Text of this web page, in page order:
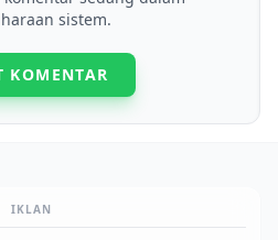
sistem.
KOMENTAR
IKLAN